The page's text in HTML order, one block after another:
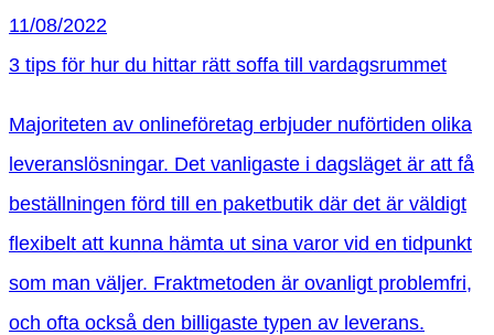
11/08/2022
3 tips för hur du hittar rätt soffa till vardagsrummet
Majoriteten av onlineföretag erbjuder nuförtiden olika
leveranslösningar. Det vanligaste i dagsläget är att få
beställningen förd till en paketbutik där det är väldigt
flexibelt att kunna hämta ut sina varor vid en tidpunkt
som man väljer. Fraktmetoden är ovanligt problemfri,
och ofta också den billigaste typen av leverans.